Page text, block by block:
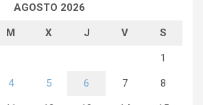
AGOSTO 2026
M X J V S
1
4 5 6 7 8